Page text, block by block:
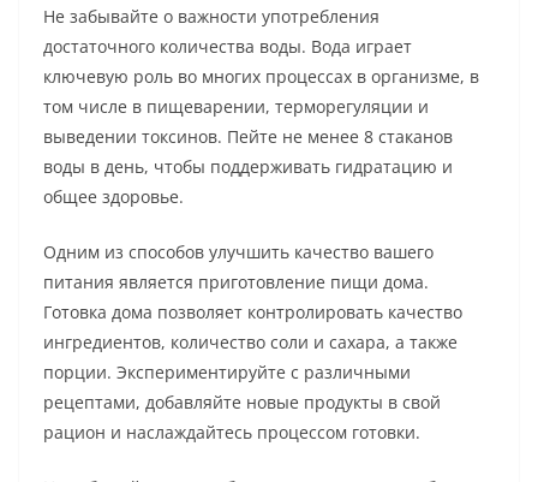
Не забывайте о важности употребления
достаточного количества воды. Вода играет
ключевую роль во многих процессах в организме, в
том числе в пищеварении, терморегуляции и
выведении токсинов. Пейте не менее 8 стаканов
воды в день, чтобы поддерживать гидратацию и
общее здоровье.
Одним из способов улучшить качество вашего
питания является приготовление пищи дома.
Готовка дома позволяет контролировать качество
ингредиентов, количество соли и сахара, а также
порции. Экспериментируйте с различными
рецептами, добавляйте новые продукты в свой
рацион и наслаждайтесь процессом готовки.